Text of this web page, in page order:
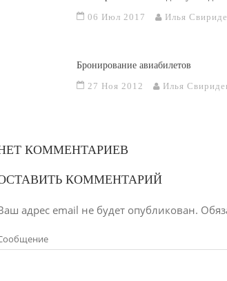
06 Июл 2017
Илья
Бронирование авиабилетов
27 Ноя 2012
Илья
КОММЕНТАРИЕВ
КОММЕНТАРИЙ
адрес email не будет опубликован.